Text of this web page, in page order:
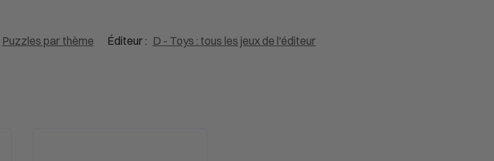
Puzzles par thème Éditeur : D - Toys : tous les jeux de l'éditeur